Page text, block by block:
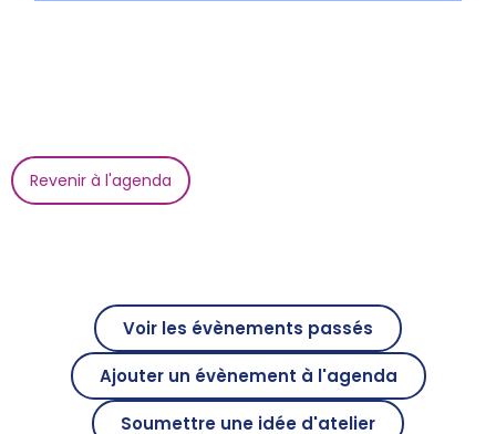
Revenir à l'agenda
Voir les évènements passés
Ajouter un évènement à l'agenda
Soumettre une idée d'atelier